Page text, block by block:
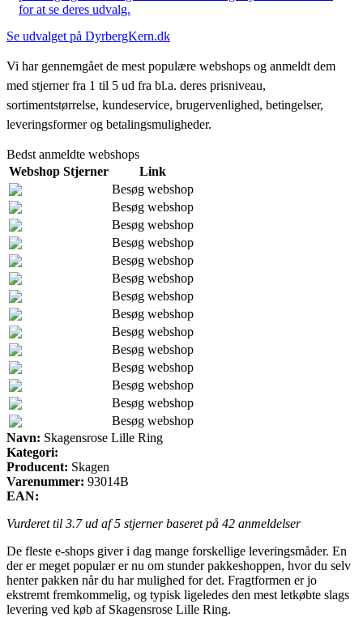
for at se deres udvalg.
Se udvalget på DyrbergKern.dk
Vi har gennemgået de mest populære webshops og anmeldt dem
med stjerner fra 1 til 5 ud fra bl.a. deres prisniveau,
sortimentstørrelse, kundeservice, brugervenlighed, betingelser,
leveringsformer og betalingsmuligheder.
Bedst anmeldte webshops
Webshop Stjerner
Link
Besøg webshop
Besøg webshop
Besøg webshop
Besøg webshop
Besøg webshop
Besøg webshop
Besøg webshop
Besøg webshop
Besøg webshop
Besøg webshop
Besøg webshop
Besøg webshop
Besøg webshop
Besøg webshop
Navn: Skagensrose Lille Ring
Kategori:
Producent: Skagen
Varenummer: 93014B
EAN:
Vurderet til 3.7ud af 5 stjerner baseret på 42 anmeldelser
De fleste e-shops giver i dag mange forskellige leveringsmåder. En
der er meget populær er nu om stunder pakkeshoppen, hvor du selv
henter pakken når du har mulighed for det. Fragtformen er jo
ekstremt fremkommelig, og typisk ligeledes den mest letkøbte slags
levering ved køb af Skagensrose Lille Ring.